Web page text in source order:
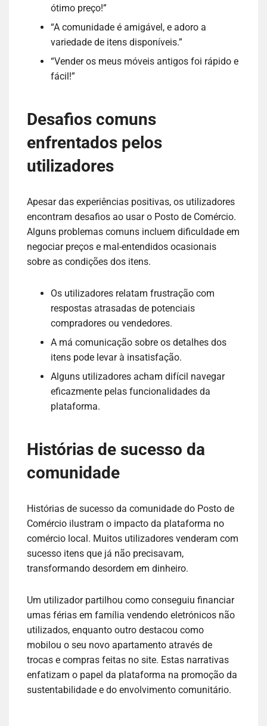
ótimo preço!”
“A comunidade é amigável, e adoro a
variedade de itens disponíveis.”
“Vender os meus móveis antigos foi rápido e
fácil!”
Desafios comuns
enfrentados pelos
utilizadores
Apesar das experiências positivas, os utilizadores
encontram desafios ao usar o Posto de Comércio.
Alguns problemas comuns incluem dificuldade em
negociar preços e mal-entendidos ocasionais
sobre as condições dos itens.
Os utilizadores relatam frustração com
respostas atrasadas de potenciais
compradores ou vendedores.
A má comunicação sobre os detalhes dos
itens pode levar à insatisfação.
Alguns utilizadores acham difícil navegar
eficazmente pelas funcionalidades da
plataforma.
Histórias de sucesso da
comunidade
Histórias de sucesso da comunidade do Posto de
Comércio ilustram o impacto da plataforma no
comércio local. Muitos utilizadores venderam com
sucesso itens que já não precisavam,
transformando desordem em dinheiro.
Um utilizador partilhou como conseguiu financiar
umas férias em família vendendo eletrónicos não
utilizados, enquanto outro destacou como
mobilou o seu novo apartamento através de
trocas e compras feitas no site. Estas narrativas
enfatizam o papel da plataforma na promoção da
sustentabilidade e do envolvimento comunitário.